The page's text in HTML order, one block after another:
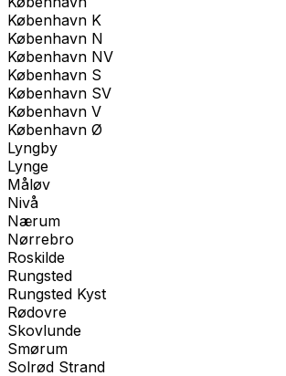
København K
København N
København NV
København S
København SV
København V
København Ø
Lyngby
Lynge
Måløv
Nivå
Nærum
Nørrebro
Roskilde
Rungsted
Rungsted Kyst
Rødovre
Skovlunde
Smørum
Solrød Strand